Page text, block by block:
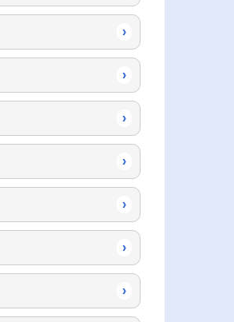
›
›
›
›
›
›
›